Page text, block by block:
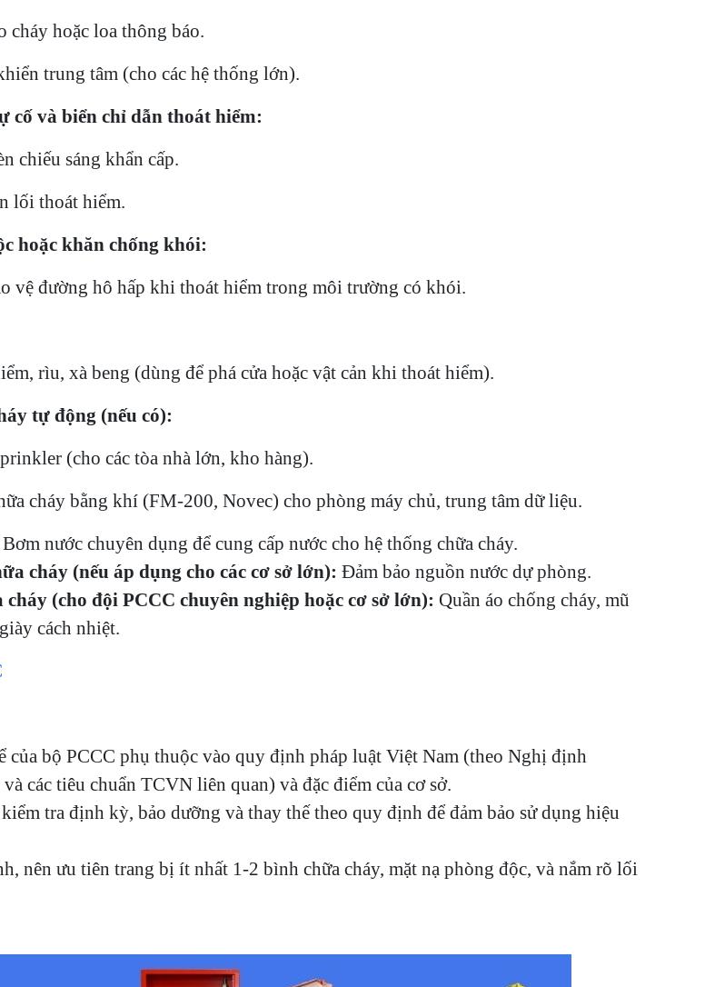
hoặc loa thông báo.
trung tâm (cho các hệ thống lớn).
cố và biển chỉ dẫn thoát hiểm:
sáng khẩn cấp.
thoát hiểm.
hoặc khăn chống khói:
đường hô hấp khi thoát hiểm trong môi trường có khói.
rìu, xà beng (dùng để phá cửa hoặc vật cản khi thoát hiểm).
tự động (nếu có):
(cho các tòa nhà lớn, kho hàng).
cháy bằng khí (FM-200, Novec) cho phòng máy chủ, trung tâm dữ liệu.
Bơm nước chuyên dụng để cung cấp nước cho hệ thống chữa cháy.
cháy (nếu áp dụng cho các cơ sở lớn): Đảm bảo nguồn nước dự phòng.
(cho đội PCCC chuyên nghiệp hoặc cơ sở lớn): Quần áo chống cháy, mũ
cách nhiệt.
của bộ PCCC phụ thuộc vào quy định pháp luật Việt Nam (theo Nghị định
các tiêu chuẩn TCVN liên quan) và đặc điểm của cơ sở.
tra định kỳ, bảo dưỡng và thay thế theo quy định để đảm bảo sử dụng hiệu
nên ưu tiên trang bị ít nhất 1-2 bình chữa cháy, mặt nạ phòng độc, và nắm rõ lối